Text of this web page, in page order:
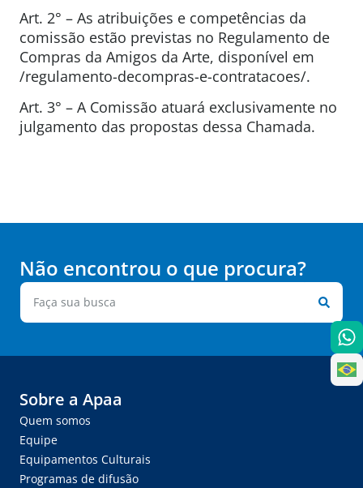
Art. 2° – As atribuições e competências da
comissão estão previstas no Regulamento de
Compras da Amigos da Arte, disponível em
/regulamento-decompras-e-contratacoes/.
Art. 3° – A Comissão atuará exclusivamente no
julgamento das propostas dessa Chamada.
Não encontrou o que procura?
Sobre a Apaa
Quem somos
Equipe
Equipamentos Culturais
Programas de difusão